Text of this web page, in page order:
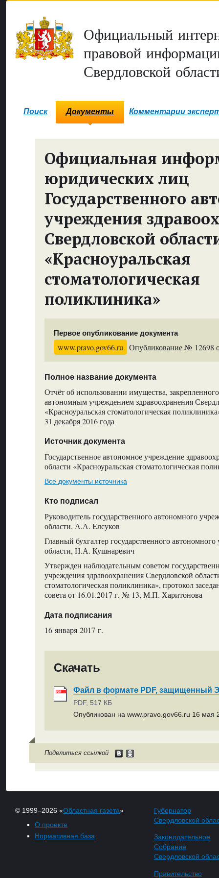
Официальный
правовой
Свердловской
Поиск Документы Комментарии
Официальная
юридических лиц
Государственного
учреждения
Свердловской
«Красноуральская
стоматологическая
поликлиника»
Первое опубликование документа
www.pravo.gov66.ru Опубликование № 12698
Полное название документа
Отчёт об использовании имущества,
автономным учреждением здравоохранения
«Красноуральская стоматологическая
31 декабря 2016 года
Источник документа
Государственное автономное учреждение
области «Красноуральская стоматологическая
Все документы источника
Кто подписал
Руководитель государственного автономного
области, А.А. Елсуков
Главный бухгалтер государственного
области, Н.А. Кушнаревич
Утвержден наблюдательным советом
учреждения здравоохранения Свердловской
стоматологическая поликлиника», протокол
совета от 16.01.2017 г. № 13, М.П. Харитонова
Дата подписания
16 января 2017 г.
Скачать
Файл в формате PDF, защищенный
PDF, 517 КБ
Опубликован на www.pravo.gov66.ru 16 мая
Поделиться ссылкой
© 1999–2026 «Областная газета»
О проекте
Нормативная база
Губернатор
Свердловской
Законодательное
Собрание
Свердловской
Правительство